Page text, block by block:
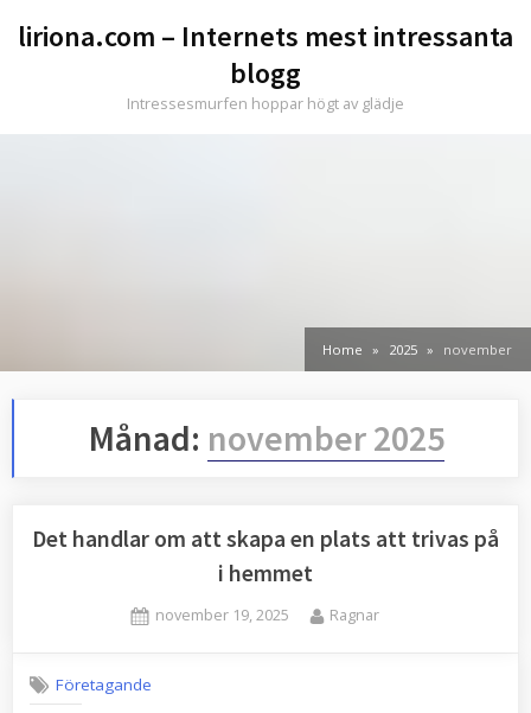
liriona.com – Internets mest intressanta
blogg
Intressesmurfen hoppar högt av glädje
Home 2025 november
Månad: november 2025
Det handlar om att skapa en plats att trivas på
i hemmet
Posted
november 19, 2025 By
Ragnar
Företagande